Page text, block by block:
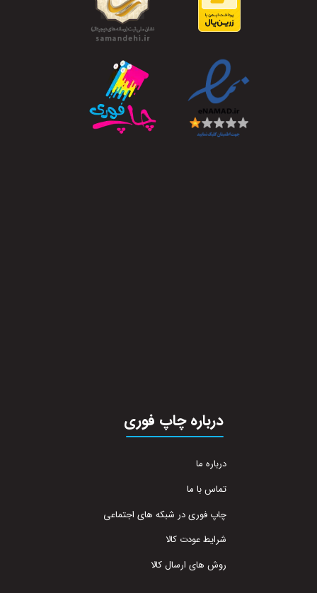
درباره چاپ فوری
درباره ما
تماس با ما
چاپ فوری در شبکه های اجتماعی
شرایط عودت کالا
روش های ارسال کالا